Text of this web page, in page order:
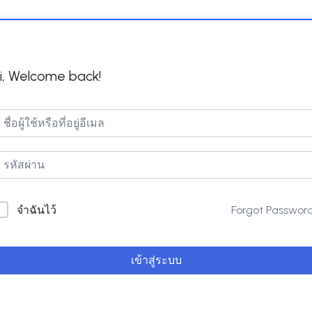
Welcome back!
จำฉันไว้ Forgot
เข้าสู่ระบบ